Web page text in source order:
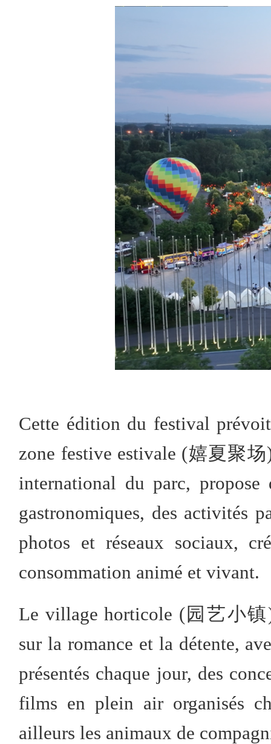
Cette édition du festival
zone festive estivale (嬉夏聚场
international du parc, propose
gastronomiques, des activités
photos et réseaux sociaux,
consommation animé et vivant.
Le village horticole (园艺小镇
sur la romance et la détente,
présentés chaque jour, des
films en plein air organisés
ailleurs les animaux de